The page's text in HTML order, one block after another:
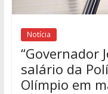
Notícia
“Governador
salário da
Olímpio em